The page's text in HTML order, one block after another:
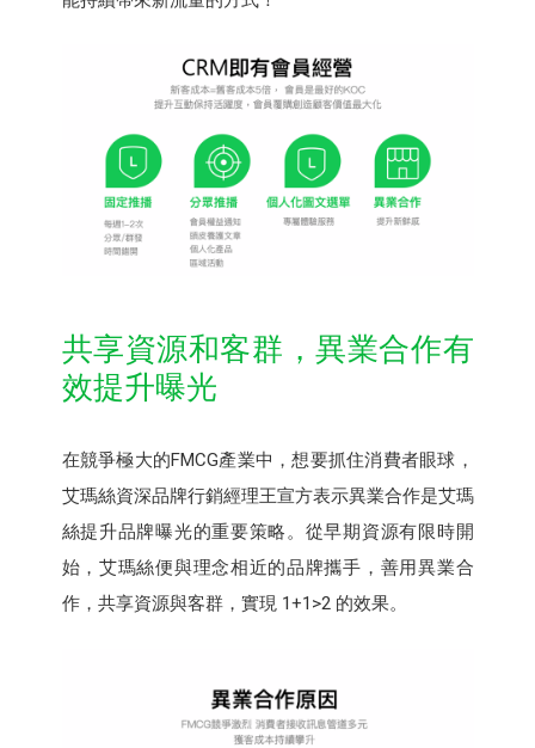
共享資源和客群，異業合作有
效提升曝光
在競爭極大的FMCG產業中，想要抓住消費者眼球，
艾瑪絲資深品牌行銷經理王宣方表示異業合作是艾瑪
絲提升品牌曝光的重要策略。從早期資源有限時開
始，艾瑪絲便與理念相近的品牌攜手，善用異業合
作，共享資源與客群，實現 1+1>2 的效果。